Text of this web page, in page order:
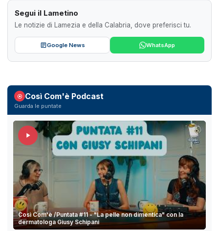
Segui il Lametino
Le notizie di Lamezia e della Calabria, dove preferisci tu.
Google News WhatsApp
Così Com'è Podcast
Guarda le puntate
Così Com'è /Puntata #11 - "La pelle non dimentica" con la
dermatologa Giusy Schipani